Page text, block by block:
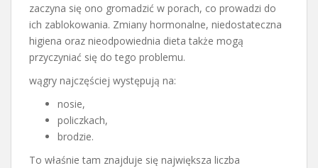
zaczyna się ono gromadzić w porach, co prowadzi do
ich zablokowania. Zmiany hormonalne, niedostateczna
higiena oraz nieodpowiednia dieta także mogą
przyczyniać się do tego problemu.
wągry najczęściej występują na:
nosie,
policzkach,
brodzie.
To właśnie tam znajduje się największa liczba